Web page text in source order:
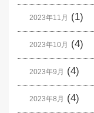
2023年11月 (1)
2023年10月 (4)
2023年9月 (4)
2023年8月 (4)